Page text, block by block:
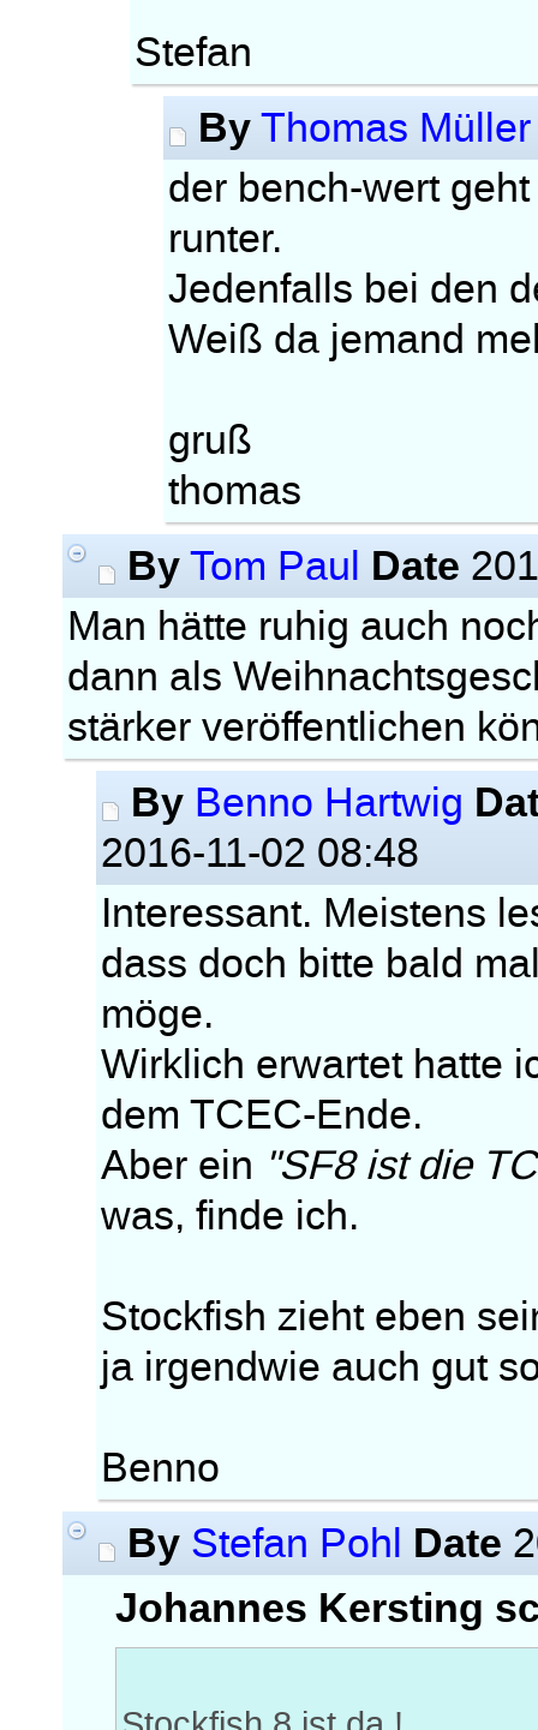
Stefan
By Thomas Müller
der bench-wert
runter.
Jedenfalls bei den
Weiß da jemand
gruß
thomas
By Tom Paul Date
Man hätte ruhig auch
dann als
stärker veröffentlichen
By Benno Hartwig
2016-11-02 08:48
Interessant. Meistens
dass doch bitte bald
möge.
Wirklich erwartet hatte
dem TCEC-Ende.
Aber ein "SF8 ist die
was, finde ich.
Stockfish zieht eben
ja irgendwie auch gut
Benno
By Stefan Pohl Date
Johannes Kersting